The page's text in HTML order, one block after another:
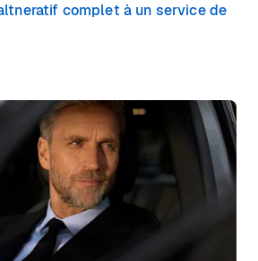
complet à un service de